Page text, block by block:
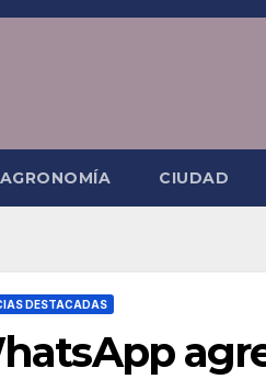
AGRONOMÍA CIUDAD
DESTACADAS